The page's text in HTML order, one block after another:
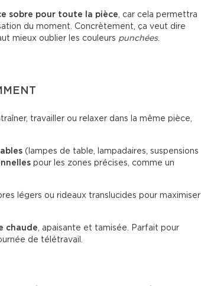
sobre pour toute la pièce , car cela permettra
du moment. Concrètement, ça veut dire
mieux oublier les couleurs punchées.
travailler ou relaxer dans la même pièce,
(lampes de table, lampadaires, suspensions
pour les zones précises, comme un
légers ou rideaux translucides pour maximiser
chaude , apaisante et tamisée. Parfait pour
de télétravail.